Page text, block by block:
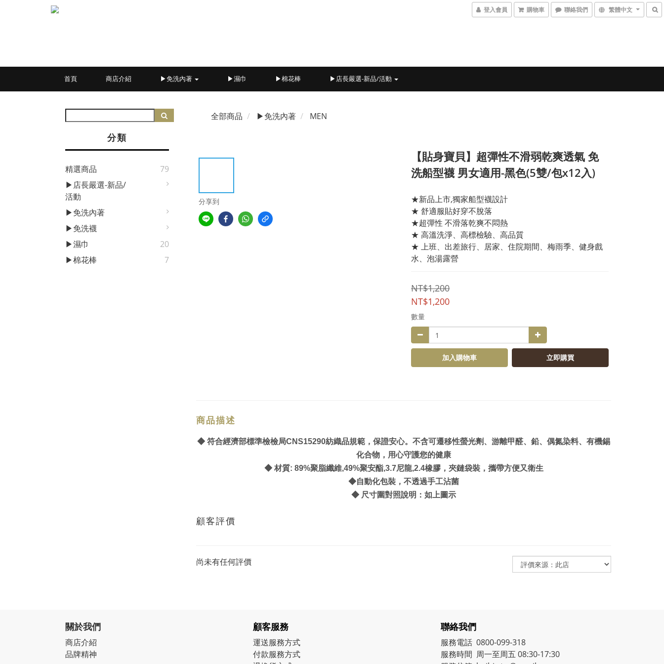
登入會員 購物車 聯絡我們 繁體中文
首頁 商店介紹 ▶免洗內著 ▶濕巾 ▶棉花棒 ▶店長嚴選-新品/活動
分類
精選商品
79
▶店長嚴選-新品/
活動
▶免洗內著
▶免洗襪
▶濕巾
20
▶棉花棒
7
全部商品 ▶免洗內著 MEN
分享到
【貼身寶貝】超彈性不滑弱乾爽透氣 免
洗船型襪 男女適用-黑色(5雙/包x12入)
★新品上市,獨家船型襪設計
★ 舒適服貼好穿不脫落
★超彈性 不滑落乾爽不悶熱
★ 高溫洗淨、高標檢驗、高品質
★ 上班、出差旅行、居家、住院期間、梅雨季、健身戲
水、泡湯露營
NT$1,200
NT$1,200
數量
加入購物車 立即購買
商品描述
◆ 符合經濟部標準檢檢局CNS15290紡織品規範，保證安心。不含可遷移性螢光劑、游離甲醛、鉛、偶氮染料、有機錫
化合物，用心守護您的健康
◆ 材質: 89%聚脂纖維,49%聚安酯,3.7尼龍,2.4橡膠，夾鏈袋裝，攜帶方便又衛生
◆自動化包裝，不透過手工沾菌
◆ 尺寸圍對照說明：如上圖示
顧客評價
尚未有任何評價
關於我們
商店介紹
品牌精神
顧客服務
運送服務方式
付款服務方式
聯絡我們
服務電話 0800-099-318
服務時間 周一至周五 08:30-17:30